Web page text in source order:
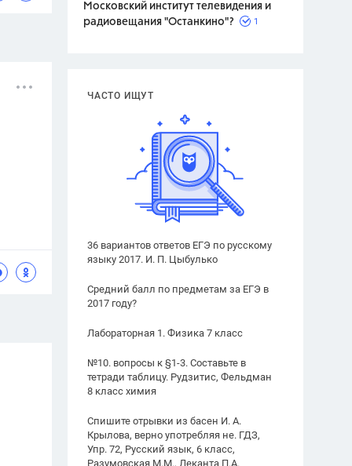
Московский институт телевидения и
радиовещания "Останкино"?
1
ЧАСТО ИЩУТ
36 вариантов ответов ЕГЭ по русскому
языку 2017. И. П. Цыбулько
Средний балл по предметам за ЕГЭ в
2017 году?
Лабораторная 1. Физика 7 класс
№10. вопросы к §1-3. Составьте в
тетради таблицу. Рудзитис, Фельдман
8 класс химия
Спишите отрывки из басен И. А.
Крылова, верно употребляя не. ГДЗ,
Упр. 72, Русский язык, 6 класс,
Разумовская М.М., Леканта П.А.